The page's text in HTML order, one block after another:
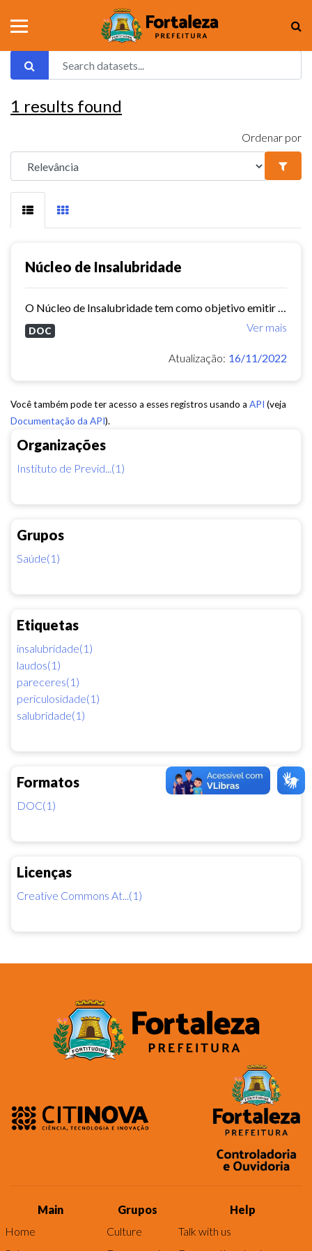
Organizações
Instituto de Previd...(1)
Grupos
Saúde(1)
Etiquetas
insalubridade(1)
laudos(1)
pareceres(1)
periculosidade(1)
salubridade(1)
Formatos
DOC(1)
Licenças
Creative Commons At...(1)
1 results found
Ordenar por
Núcleo de Insalubridade
Ver mais
DOC
Atualização: 16/11/2022
Você também pode ter acesso a esses registros usando a API (veja
Documentação da API).
Main
Home
Grupos
Culture
Help
Talk with us